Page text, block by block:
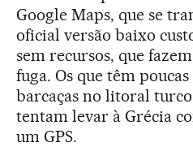
Google Maps, que se
oficial versão baixo
sem recursos, que
fuga. Os que têm
barcaças no litoral
tentam levar à Grécia
um GPS.